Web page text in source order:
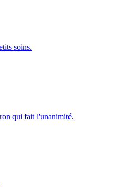
soins.
qui fait l'unanimité.